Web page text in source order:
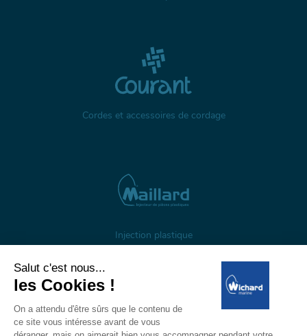
Cordes et accessoires de cordage
Injection plastique
À propos Gestion des cookies
Mentions légales
Données personnelles